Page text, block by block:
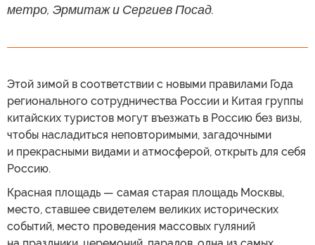
метро, Эрмитаж и Сергиев Посад.
Этой зимой в соответствии с новыми правилами Года
регионального сотрудничества России и Китая группы
китайских туристов могут въезжать в Россию без визы,
чтобы насладиться неповторимыми, загадочными
и прекрасными видами и атмосферой, открыть для себя
Россию.
Красная площадь — самая старая площадь Москвы,
место, ставшее свидетелем великих исторических
событий, место проведения массовых гуляний